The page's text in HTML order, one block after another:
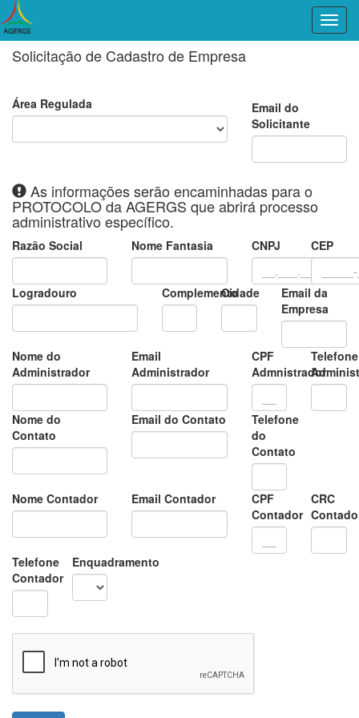
Solicitação de Cadastro de Empresa
Área Regulada
Email do
Solicitante
As informações serão encaminhadas para o
PROTOCOLO da AGERGS que abrirá processo
administrativo específico.
Razão Social Nome Fantasia CNPJ CEP
Logradouro ComplementoCidade
Email da
Empresa
Nome do
Administrador
Email
Administrador
CPF
Admnistrador
Telefone
Nome do
Contato
Email do Contato
Telefone
do
Contato
Nome Contador Email Contador
CPF
Contador
CRC
Telefone
Contador
Enquadramento